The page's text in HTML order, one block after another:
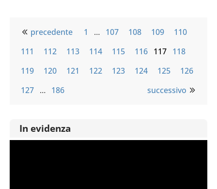
precedente 1 … 107 108 109
110
111
112 113 114 115 116 117 118
119
120 121 122 123 124 125
126
127 … 186 successivo
In evidenza